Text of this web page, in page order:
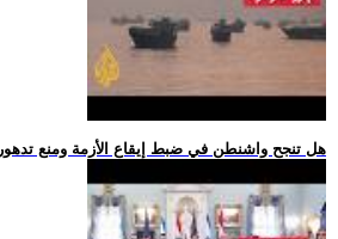
.. هل تنجح واشنطن في ضبط إيقاع الأزمة ومنع